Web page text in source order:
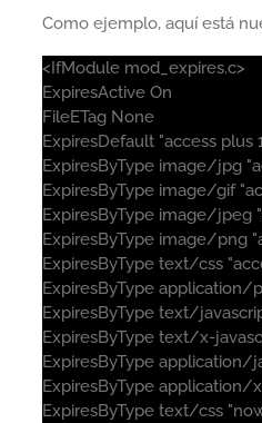
Como ejemplo, aquí está
<IfModule mod_expires.c>
ExpiresActive On
FileETag None
ExpiresDefault "access plus
ExpiresByType image/jpg
ExpiresByType image/gif
ExpiresByType image/jpeg
ExpiresByType image/png
ExpiresByType text/css
ExpiresByType application/
ExpiresByType text/
ExpiresByType text/x-
ExpiresByType application/
ExpiresByType application/
ExpiresByType text/css